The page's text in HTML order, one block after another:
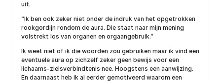
uit.
“Ik ben ook zeker niet onder de indruk van het opgetrokken
rookgordijn rondom de aura. Die staat naar mijn mening
volstrekt los van organen en orgaangebruik.”
Ik weet niet of ik die woorden zou gebruiken maar ik vind een
eventuele aura op zichzelf zeker geen bewijs voor een
lichaams-zielsverbindtenis nee. Hoogstens een aanwijzing.
En daarnaast heb ik al eerder gemotiveerd waarom een